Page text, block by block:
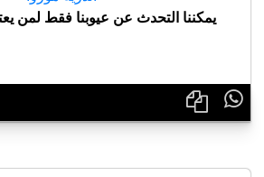
يمكننا التحدث عن عيوبنا فقط لمن
